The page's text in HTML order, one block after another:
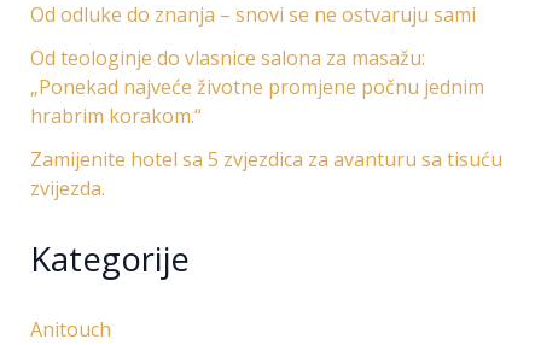
Od odluke do znanja – snovi se ne ostvaruju sami
Od teologinje do vlasnice salona za masažu:
„Ponekad najveće životne promjene počnu jednim
hrabrim korakom.“
Zamijenite hotel sa 5 zvjezdica za avanturu sa tisuću
zvijezda.
Kategorije
Anitouch